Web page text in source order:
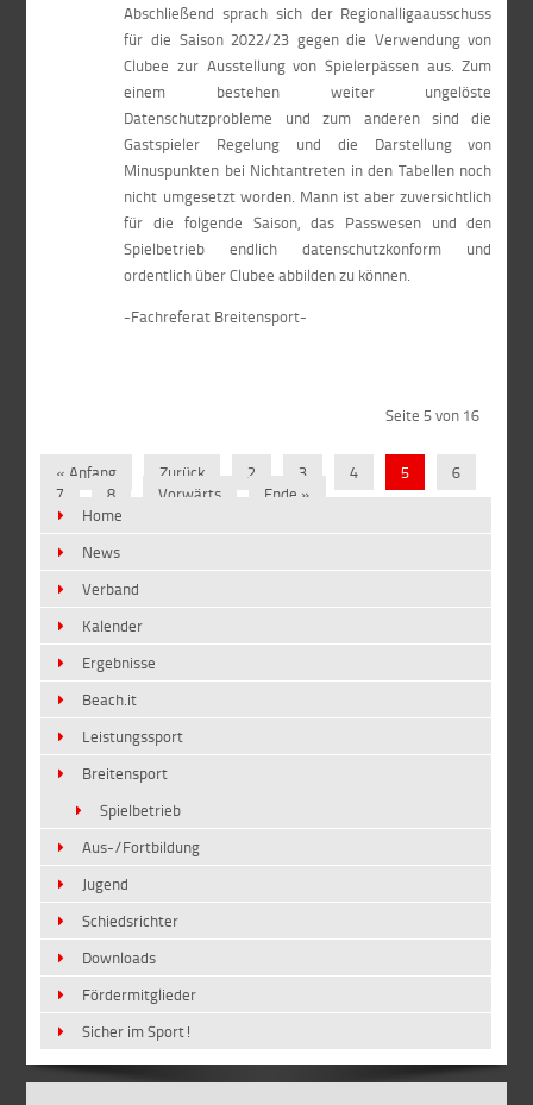
Abschließend sprach sich der Regionalligaausschuss
für die Saison 2022/23 gegen die Verwendung von
Clubee zur Ausstellung von Spielerpässen aus. Zum
einem bestehen weiter ungelöste
Datenschutzprobleme und zum anderen sind die
Gastspieler Regelung und die Darstellung von
Minuspunkten bei Nichtantreten in den Tabellen noch
nicht umgesetzt worden. Mann ist aber zuversichtlich
für die folgende Saison, das Passwesen und den
Spielbetrieb endlich datenschutzkonform und
ordentlich über Clubee abbilden zu können.
-Fachreferat Breitensport-
Seite 5 von 16
« Anfang Zurück 2 3 4 5
6
7
8 Vorwärts
Ende »
Home
News
Verband
Kalender
Ergebnisse
Beach.it
Leistungssport
Breitensport
Spielbetrieb
Aus-/Fortbildung
Jugend
Schiedsrichter
Downloads
Fördermitglieder
Sicher im Sport!